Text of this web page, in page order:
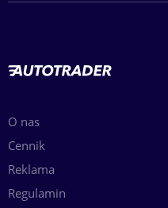
O nas
Cennik
Reklama
Regulamin